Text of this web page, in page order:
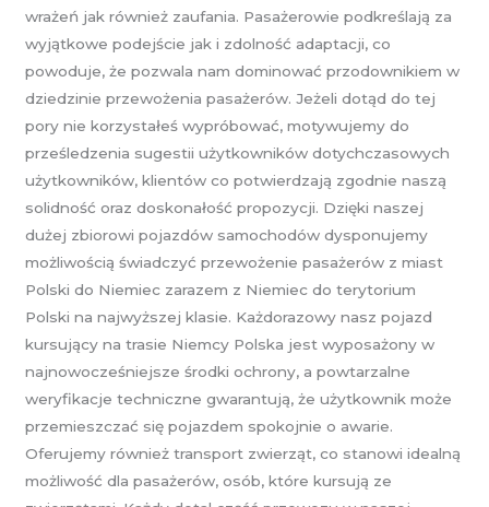
wrażeń jak również zaufania. Pasażerowie podkreślają za
wyjątkowe podejście jak i zdolność adaptacji, co
powoduje, że pozwala nam dominować przodownikiem w
dziedzinie przewożenia pasażerów. Jeżeli dotąd do tej
pory nie korzystałeś wypróbować, motywujemy do
prześledzenia sugestii użytkowników dotychczasowych
użytkowników, klientów co potwierdzają zgodnie naszą
solidność oraz doskonałość propozycji. Dzięki naszej
dużej zbiorowi pojazdów samochodów dysponujemy
możliwością świadczyć przewożenie pasażerów z miast
Polski do Niemiec zarazem z Niemiec do terytorium
Polski na najwyższej klasie. Każdorazowy nasz pojazd
kursujący na trasie Niemcy Polska jest wyposażony w
najnowocześniejsze środki ochrony, a powtarzalne
weryfikacje techniczne gwarantują, że użytkownik może
przemieszczać się pojazdem spokojnie o awarie.
Oferujemy również transport zwierząt, co stanowi idealną
możliwość dla pasażerów, osób, które kursują ze